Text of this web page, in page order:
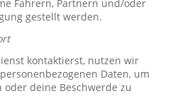
Fahrern, Partnern und/oder
gestellt werden.
kontaktierst, nutzen wir
Daten, um
deine Beschwerde zu